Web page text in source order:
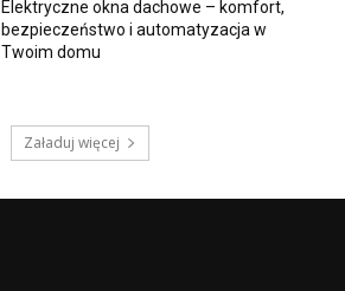
Elektryczne okna dachowe – komfort,
bezpieczeństwo i automatyzacja w
Twoim domu
Załaduj więcej